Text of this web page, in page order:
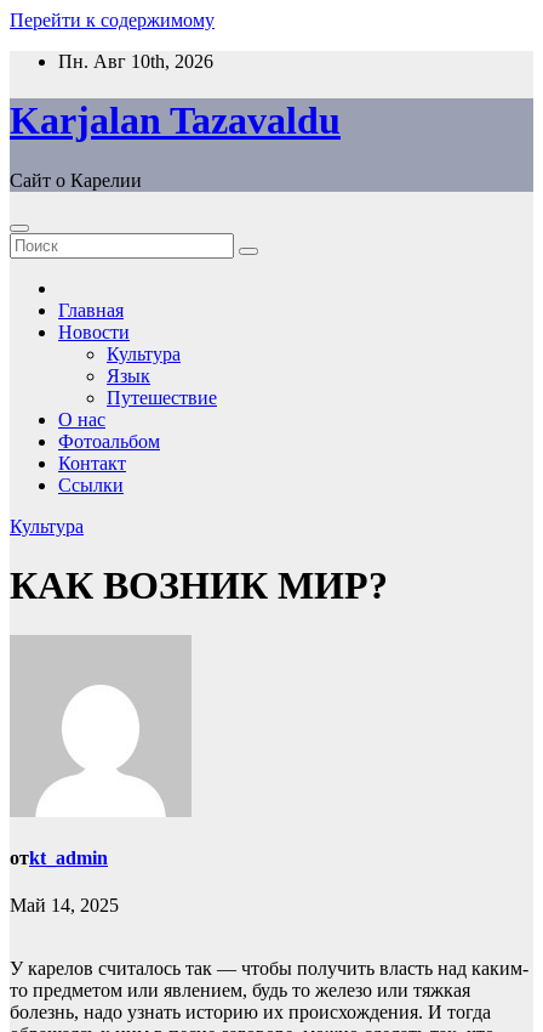
Перейти к содержимому
Пн. Авг 10th, 2026
Karjalan Tazavaldu
Сайт о Карелии
Главная
Новости
Культура
Язык
Путешествие
О нас
Фотоальбом
Контакт
Ссылки
Культура
КАК ВОЗНИК МИР?
отkt_admin
Май 14, 2025
У карелов считалось так — чтобы получить власть над каким-
то предметом или явлением, будь то железо или тяжкая
болезнь, надо узнать историю их происхождения. И тогда